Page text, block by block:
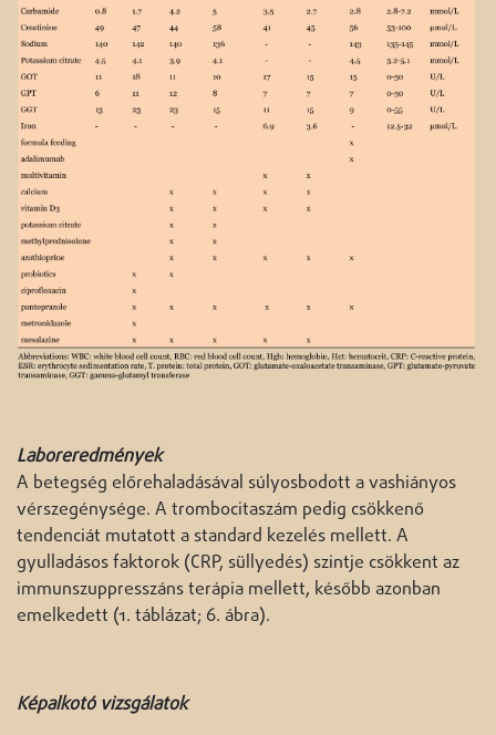
Laboreredmények
A betegség előrehaladásával súlyosbodott a vashiányos
vérszegénysége. A trombocitaszám pedig csökkenő
tendenciát mutatott a standard kezelés mellett. A
gyulladásos faktorok (CRP, süllyedés) szintje csökkent az
immunszuppresszáns terápia mellett, később azonban
emelkedett (1. táblázat; 6. ábra).
Képalkotó vizsgálatok